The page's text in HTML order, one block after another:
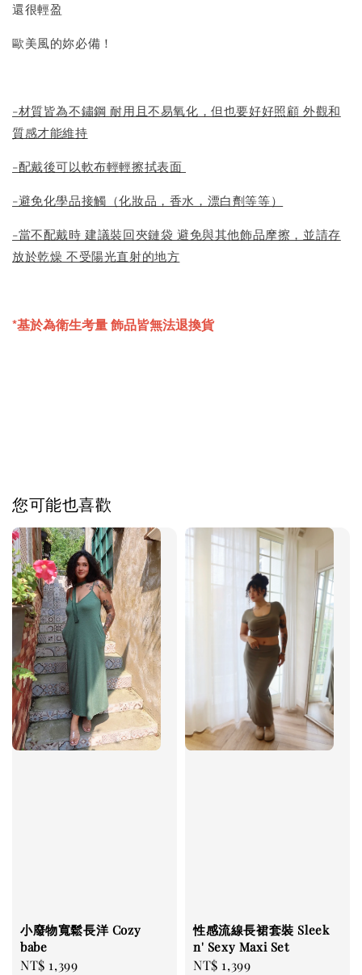
還很輕盈
歐美風的妳必備！
-材質皆為不鏽鋼 耐用且不易氧化，但也要好好照顧 外觀和
質感才能維持
-配戴後可以軟布輕輕擦拭表面
-避免化學品接觸（化妝品，香水，漂白劑等等）
-當不配戴時 建議裝回夾鏈袋 避免與其他飾品摩擦，並請存
放於乾燥 不受陽光直射的地方
*基於為衛生考量 飾品皆無法退換貨
您可能也喜歡
小廢物寬鬆長洋 Cozy
babe
Regular
NT$ 1,399
性感流線長裙套裝 Sleek
n' Sexy Maxi Set
Regular
NT$ 1,399